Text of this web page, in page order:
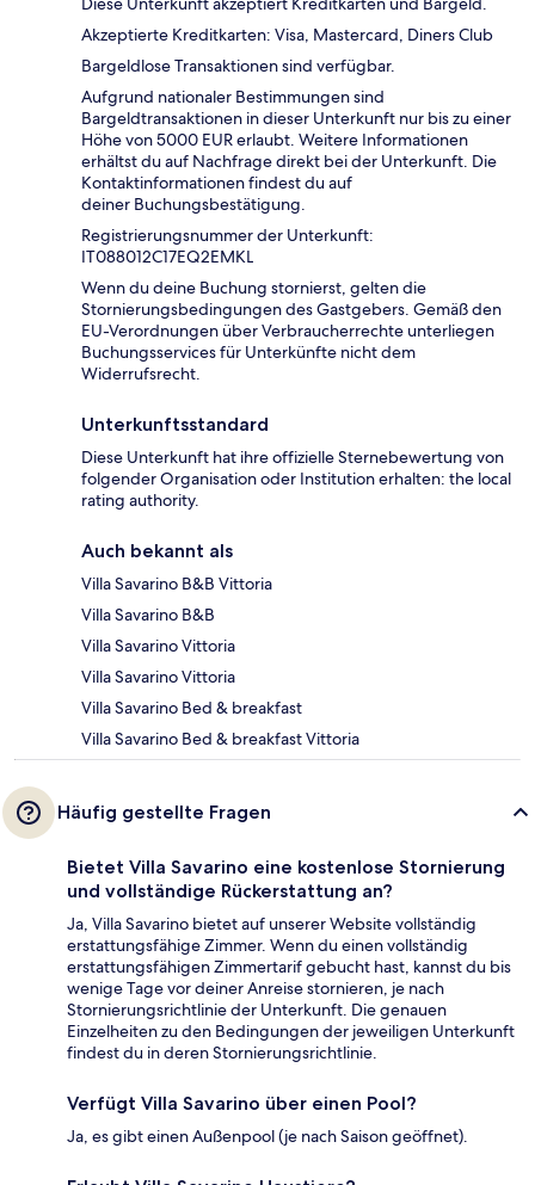
Akzeptierte Kreditkarten: Visa, Mastercard, Diners Club
Bargeldlose Transaktionen sind verfügbar.
Aufgrund nationaler Bestimmungen sind
Bargeldtransaktionen in dieser Unterkunft nur bis zu einer
Höhe von 5000 EUR erlaubt. Weitere Informationen
erhältst du auf Nachfrage direkt bei der Unterkunft. Die
Kontaktinformationen findest du auf
deiner Buchungsbestätigung.
Registrierungsnummer der Unterkunft:
IT088012C17EQ2EMKL
Wenn du deine Buchung stornierst, gelten die
Stornierungsbedingungen des Gastgebers. Gemäß den
EU-Verordnungen über Verbraucherrechte unterliegen
Buchungsservices für Unterkünfte nicht dem
Widerrufsrecht.
Unterkunftsstandard
Diese Unterkunft hat ihre offizielle Sternebewertung von
folgender Organisation oder Institution erhalten: the local
rating authority.
Auch bekannt als
Villa Savarino B&B Vittoria
Villa Savarino B&B
Villa Savarino Vittoria
Villa Savarino Vittoria
Villa Savarino Bed & breakfast
Villa Savarino Bed & breakfast Vittoria
Häufig gestellte Fragen
Bietet Villa Savarino eine kostenlose Stornierung
und vollständige Rückerstattung an?
Ja, Villa Savarino bietet auf unserer Website vollständig
erstattungsfähige Zimmer. Wenn du einen vollständig
erstattungsfähigen Zimmertarif gebucht hast, kannst du bis
wenige Tage vor deiner Anreise stornieren, je nach
Stornierungsrichtlinie der Unterkunft. Die genauen
Einzelheiten zu den Bedingungen der jeweiligen Unterkunft
findest du in deren Stornierungsrichtlinie.
Verfügt Villa Savarino über einen Pool?
Ja, es gibt einen Außenpool (je nach Saison geöffnet).